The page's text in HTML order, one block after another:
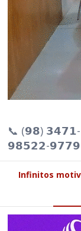
📞 (𝟵𝟴)
𝟵𝟴𝟱𝟮𝟮-𝟵𝟳𝟳𝟵
Infinitos